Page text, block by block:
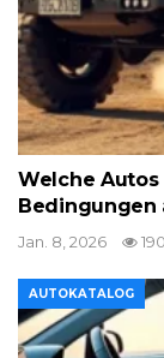
Welche
Bedingungen
Jan. 8, 2026 190
AUTOKATALOG